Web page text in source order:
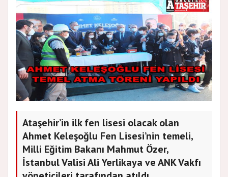
Ataşehir’in ilk fen lisesi olacak olan
Ahmet Keleşoğlu Fen Lisesi’nin temeli,
Milli Eğitim Bakanı Mahmut Özer,
İstanbul Valisi Ali Yerlikaya ve ANK Vakfı